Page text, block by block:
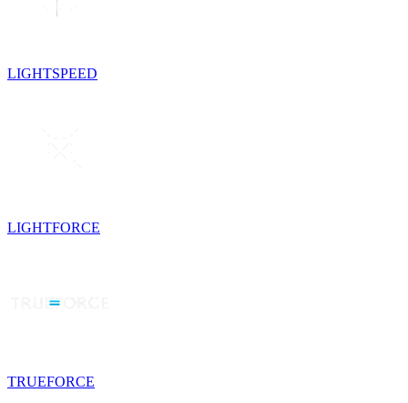
LIGHTSPEED
LIGHTFORCE
TRUEFORCE